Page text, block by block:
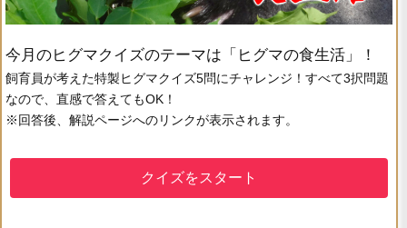
今月のヒグマクイズのテーマは「ヒグマの食生活」！
飼育員が考えた特製ヒグマクイズ5問にチャレンジ！すべて3択問題
なので、直感で答えてもOK！
※回答後、解説ページへのリンクが表示されます。
クイズをスタート